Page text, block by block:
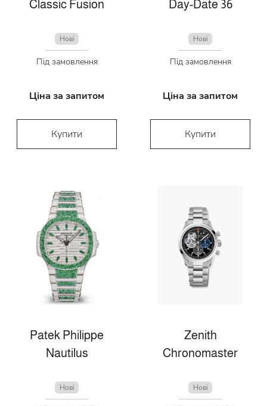
Classic Fusion
Нові
Під замовлення
Ціна за запитом
Купити
Day-Date 36
Нові
Під замовлення
Ціна за запитом
Купити
Patek Philippe
Nautilus
Нові
Zenith
Chronomaster
Нові